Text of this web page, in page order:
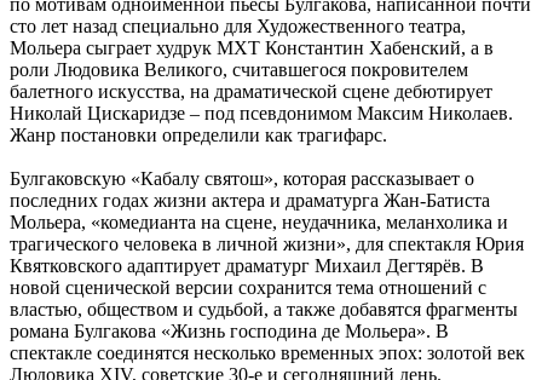
по мотивам одноименной пьесы Булгакова, написанной почти
сто лет назад специально для Художественного театра,
Мольера сыграет худрук МХТ Константин Хабенский, а в
роли Людовика Великого, считавшегося покровителем
балетного искусства, на драматической сцене дебютирует
Николай Цискаридзе – под псевдонимом Максим Николаев.
Жанр постановки определили как трагифарс.
Булгаковскую «Кабалу святош», которая рассказывает о
последних годах жизни актера и драматурга Жан-Батиста
Мольера, «комедианта на сцене, неудачника, меланхолика и
трагического человека в личной жизни», для спектакля Юрия
Квятковского адаптирует драматург Михаил Дегтярёв. В
новой сценической версии сохранится тема отношений с
властью, обществом и судьбой, а также добавятся фрагменты
романа Булгакова «Жизнь господина де Мольера». В
спектакле соединятся несколько временных эпох: золотой век
Людовика XIV, советские 30-е и сегодняшний день.